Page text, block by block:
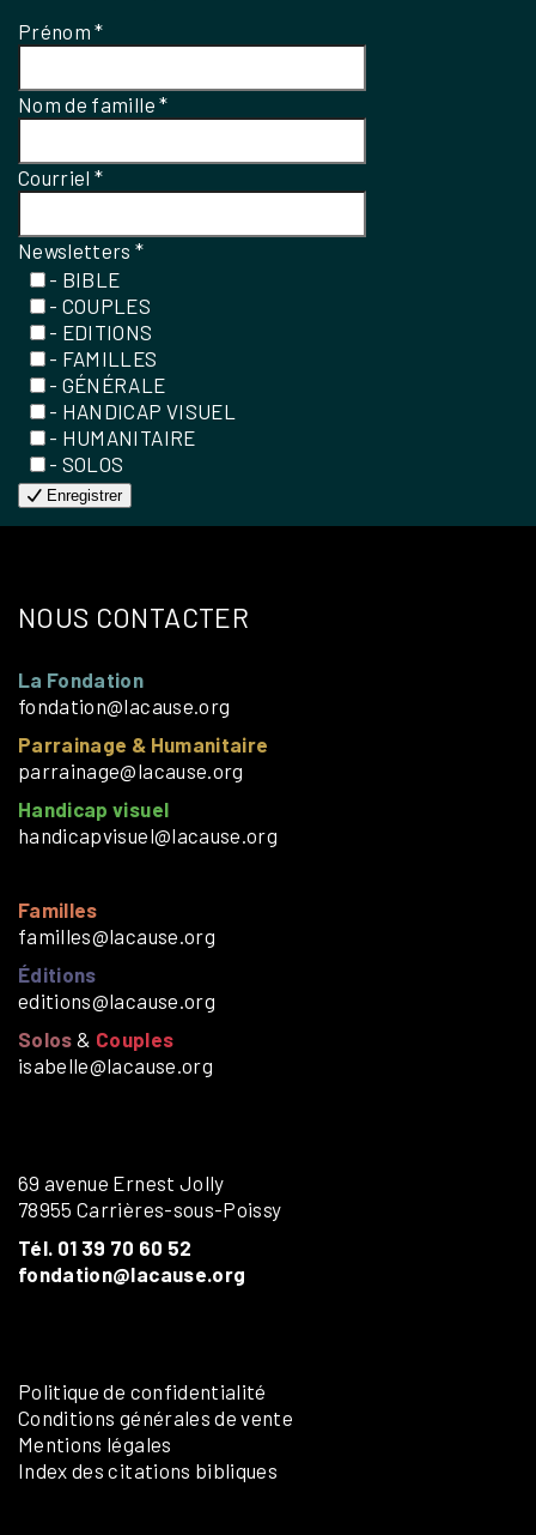
Prénom*
Nom de famille*
Courriel*
Newsletters*
- BIBLE
- COUPLES
- EDITIONS
- FAMILLES
- GÉNÉRALE
- HANDICAP VISUEL
- HUMANITAIRE
- SOLOS
Enregistrer
NOUS CONTACTER
La Fondation
fondation@lacause.org
Parrainage & Humanitaire
parrainage@lacause.org
Handicap visuel
handicapvisuel@lacause.org
Familles
familles@lacause.org
Éditions
editions@lacause.org
Solos & Couples
isabelle@lacause.org
69 avenue Ernest Jolly
78955 Carrières-sous-Poissy
Tél. 01 39 70 60 52
fondation@lacause.org
Politique de confidentialité
Conditions générales de vente
Mentions légales
Index des citations bibliques